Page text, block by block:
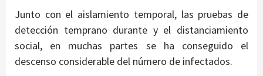
Junto con el aislamiento temporal, las pruebas de
detección temprano durante y el distanciamiento
social, en muchas partes se ha conseguido el
descenso considerable del número de infectados.